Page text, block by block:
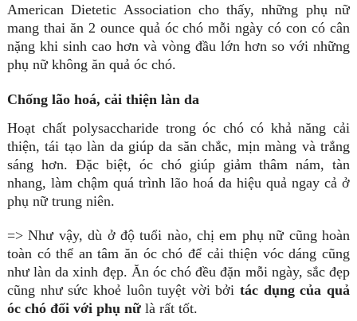
American Dietetic Association cho thấy, những phụ nữ
mang thai ăn 2 ounce quả óc chó mỗi ngày có con có cân
nặng khi sinh cao hơn và vòng đầu lớn hơn so với những
phụ nữ không ăn quả óc chó.
Chống lão hoá, cải thiện làn da
Hoạt chất polysaccharide trong óc chó có khả năng cải
thiện, tái tạo làn da giúp da săn chắc, mịn màng và trắng
sáng hơn. Đặc biệt, óc chó giúp giảm thâm nám, tàn
nhang, làm chậm quá trình lão hoá da hiệu quả ngay cả ở
phụ nữ trung niên.
=> Như vậy, dù ở độ tuổi nào, chị em phụ nữ cũng hoàn
toàn có thể an tâm ăn óc chó để cải thiện vóc dáng cũng
như làn da xinh đẹp. Ăn óc chó đều đặn mỗi ngày, sắc đẹp
cũng như sức khoẻ luôn tuyệt vời bởitác dụng của quả
óc chó đối với phụ nữlà rất tốt.